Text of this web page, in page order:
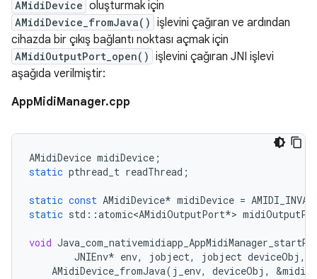
AMidiDevice oluşturmak için
AMidiDevice_fromJava() işlevini çağıran ve ardından
cihazda bir çıkış bağlantı noktası açmak için
AMidiOutputPort_open() işlevini çağıran JNI işlevi
aşağıda verilmiştir:
AppMidiManager.cpp
AMidiDevice midiDevice ;
static pthread_t readThread ;
static const AMidiDevice* midiDevice =
static std ::atomic<AMidiOutputPort*>
void
JNIEnv* env, jobject, jobject deviceObj ,
AMidiDevice_fromJava( j_env, deviceObj , &